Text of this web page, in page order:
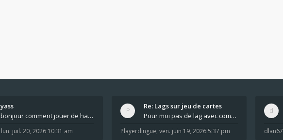
yass
bonjour comment jouer de haut en bas tout atout mi
lun. juil. 20, 2026 10:31 am
Re: Lags sur jeu de cartes
Pour moi pas de lag avec comme navigateur Chrome
Playerdingue, ven. juin 19, 2026 5:37 pm dlan67